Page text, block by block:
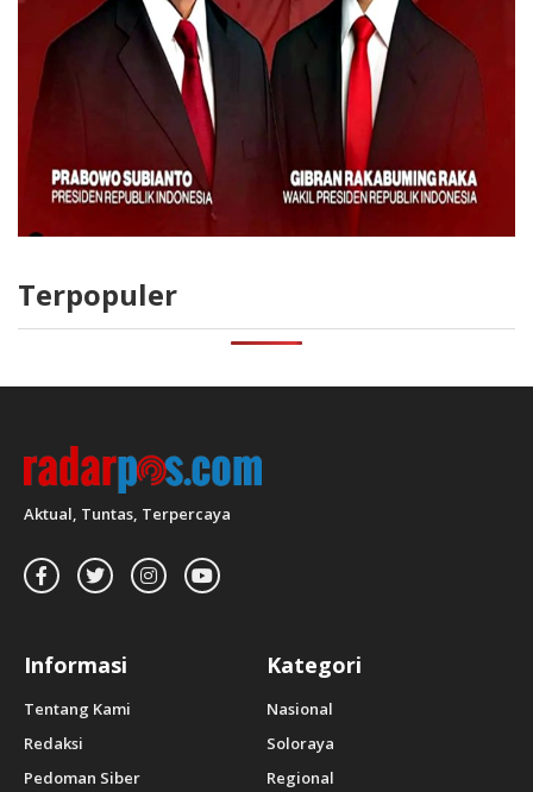
Terpopuler
Aktual, Tuntas, Terpercaya
Informasi
Tentang Kami
Redaksi
Pedoman Siber
Kategori
Nasional
Soloraya
Regional